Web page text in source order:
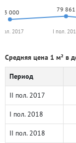
73 000 79 861
2017 I пол.
Средняя цена 1 м² в
Период
II пол. 2017
I пол. 2018
II пол. 2018